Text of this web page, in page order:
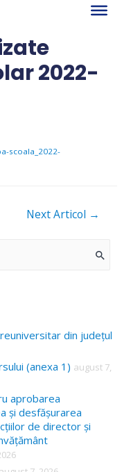
2022-
scoala_2022-
Next Articol →
din județul
(anexa 1) august 7,
aprobarea
și desfășurarea
de director și